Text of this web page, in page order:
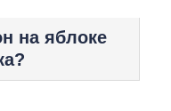
на яблоке